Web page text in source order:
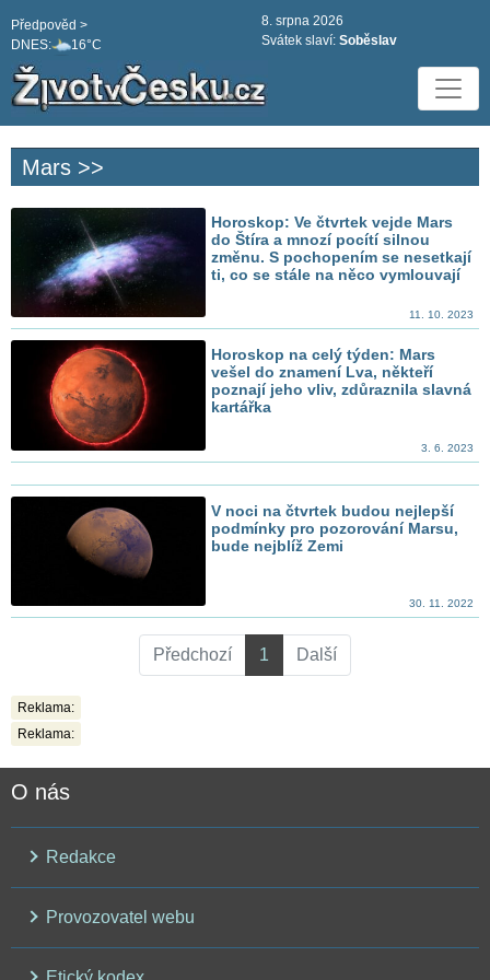
DNES: 16°C
Předpověd >
8. srpna 2026
Svátek slaví: Soběslav
Mars >>
Horoskop: Ve čtvrtek vejde Mars
do Štíra a mnozí pocítí silnou
změnu. S pochopením se nesetkají
ti, co se stále na něco vymlouvají
11. 10. 2023
Horoskop na celý týden: Mars
vešel do znamení Lva, někteří
poznají jeho vliv, zdůraznila slavná
kartářka
3. 6. 2023
V noci na čtvrtek budou nejlepší
podmínky pro pozorování Marsu,
bude nejblíž Zemi
30. 11. 2022
Předchozí 1 Další
Reklama:
Reklama:
O nás
Redakce
Provozovatel webu